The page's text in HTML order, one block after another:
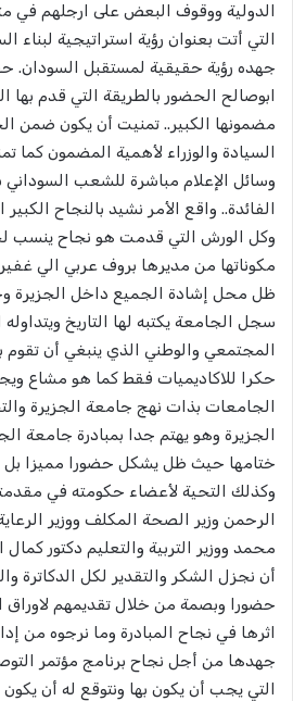
الدولية ووقوف البعض على ارجلهم في
التي أتت بعنوان رؤية استراتيجية لبناء
جهده رؤية حقيقية لمستقبل
ابوصالح الحضور بالطريقة التي قدم
مضمونها الكبير.. تمنيت أن يكون
السيادة والوزراء لأهمية المضمون كما
وسائل الإعلام مباشرة للشعب
الفائدة.. واقع الأمر نشيد بالنجاح
وكل الورش التي قدمت هو نجاح ينسب
مكوناتها من مديرها بروف عربي الي
ظل محل إشادة الجميع داخل الجزيرة
سجل الجامعة يكتبه لها التاريخ
المجتمعي والوطني الذي ينبغي أن
حكرا للاكاديميات فقط كما هو مشاع
الجامعات بذات نهج جامعة الجزيرة
الجزيرة وهو يهتم جدا بمبادرة جامعة
ختامها حيث ظل يشكل حضورا مميزا بل
وكذلك التحية لأعضاء حكومته في
الرحمن وزير الصحة المكلف ووزير
محمد ووزير التربية والتعليم دكتور
أن نجزل الشكر والتقدير لكل الدكاترة
حضورا وبصمة من خلال تقديمهم لاوراق
اثرها في نجاح المبادرة وما نرجوه من
جهدها من أجل نجاح برنامج مؤتمر
التي يجب أن يكون بها ونتوقع له أن